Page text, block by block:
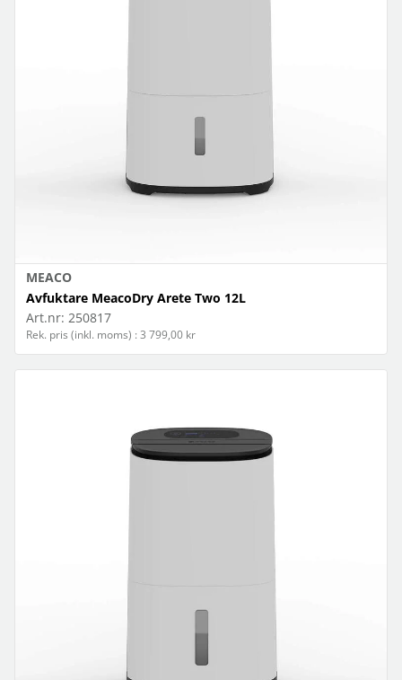
MEACO
Avfuktare MeacoDry Arete Two 12L
Art.nr: 250817
Rek. pris (inkl. moms) : 3 799,00 kr